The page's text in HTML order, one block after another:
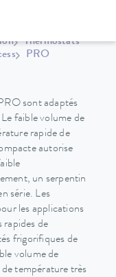
Thermostats
PRO
sont adaptés
faible volume de
rapide de
autorise
un serpentin
série. Les
les applications
rapides de
frigorifiques de
volume de
température très